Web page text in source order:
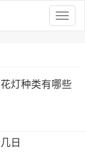
灯种类有哪些
日